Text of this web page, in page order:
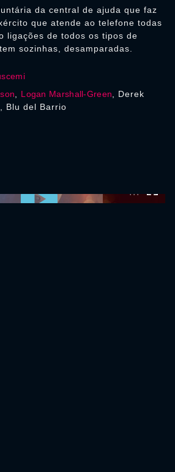
da central de ajuda que faz
que atende ao telefone todas
ligações de todos os tipos de
sozinhas, desamparadas.
Logan Marshall-Green , Derek
Blu del Barrio